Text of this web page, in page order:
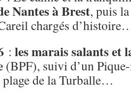
Nantes à Brest, puis
chargés
: les marais salants et
(BPF), suivi d’un
plage de la Turballe…